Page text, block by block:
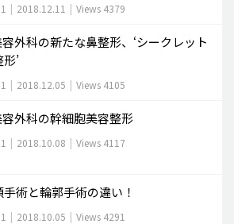
| 2018.12.11 | Views 4379
外科の新たな鼻整形、‘シークレット
’
| 2018.12.05 | Views 4105
外科の幹細胞美容整形
| 2018.10.08 | Views 4117
手術と輪郭手術の違い！
| 2018.10.05 | Views 4291